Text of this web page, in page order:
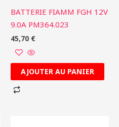
BATTERIE FIAMM FGH 12V
9.0A PM364.023
45,70 €
AJOUTER AU PANIER